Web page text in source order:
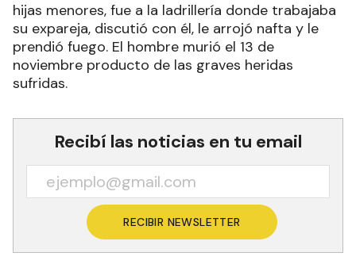
hijas menores, fue a la ladrillería donde trabajaba
su expareja, discutió con él, le arrojó nafta y le
prendió fuego. El hombre murió el 13 de
noviembre producto de las graves heridas
sufridas.
Recibí las noticias en tu email
RECIBIR NEWSLETTER